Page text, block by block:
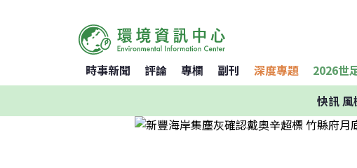
時事新聞 評論 專欄 副刊 深度專題 2026世
快訊風